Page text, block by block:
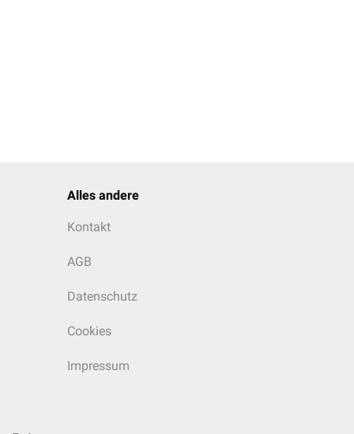
Alles andere
Kontakt
AGB
Datenschutz
Cookies
Impressum